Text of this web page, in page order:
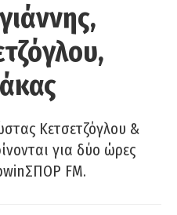
Κετσετζόγλου &
για δύο ώρες
FM.